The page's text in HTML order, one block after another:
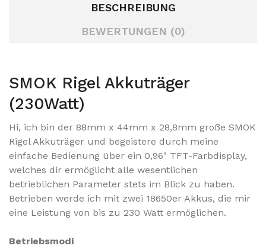
BESCHREIBUNG
BEWERTUNGEN (0)
SMOK Rigel Akkuträger
(230Watt)
Hi, ich bin der 88mm x 44mm x 28,8mm große SMOK
Rigel Akkuträger und begeistere durch meine
einfache Bedienung über ein 0,96" TFT-Farbdisplay,
welches dir ermöglicht alle wesentlichen
betrieblichen Parameter stets im Blick zu haben.
Betrieben werde ich mit zwei 18650er Akkus, die mir
eine Leistung von bis zu 230 Watt ermöglichen.
Betriebsmodi